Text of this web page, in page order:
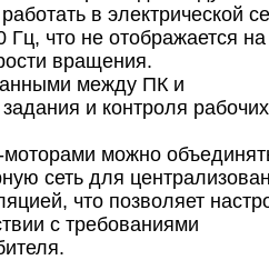
в электрической
Гц, что не отображается на
вращения.
между ПК и
и контроля рабочих
можно
сеть для
что позволяет
с требованиями